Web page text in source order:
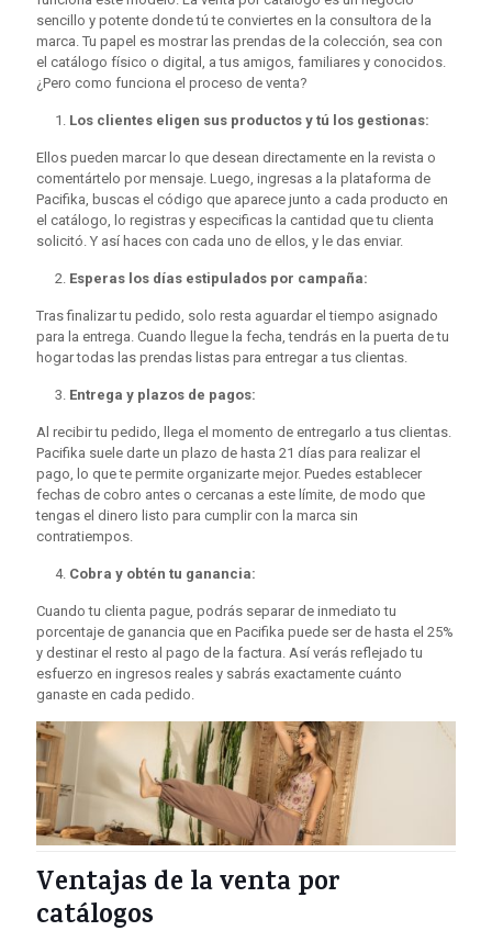
sencillo y potente donde tú te conviertes en la consultora de la
marca. Tu papel es mostrar las prendas de la colección, sea con
el catálogo físico o digital, a tus amigos, familiares y conocidos.
¿Pero como funciona el proceso de venta?
Los clientes eligen sus productos y tú los gestionas:
Ellos pueden marcar lo que desean directamente en la revista o
comentártelo por mensaje. Luego, ingresas a la plataforma de
Pacifika, buscas el código que aparece junto a cada producto en
el catálogo, lo registras y especificas la cantidad que tu clienta
solicitó. Y así haces con cada uno de ellos, y le das enviar.
Esperas los días estipulados por campaña:
Tras finalizar tu pedido, solo resta aguardar el tiempo asignado
para la entrega. Cuando llegue la fecha, tendrás en la puerta de tu
hogar todas las prendas listas para entregar a tus clientas.
Entrega y plazos de pagos:
Al recibir tu pedido, llega el momento de entregarlo a tus clientas.
Pacifika suele darte un plazo de hasta 21 días para realizar el
pago, lo que te permite organizarte mejor. Puedes establecer
fechas de cobro antes o cercanas a este límite, de modo que
tengas el dinero listo para cumplir con la marca sin
contratiempos.
Cobra y obtén tu ganancia:
Cuando tu clienta pague, podrás separar de inmediato tu
porcentaje de ganancia que en Pacifika puede ser de hasta el 25%
y destinar el resto al pago de la factura. Así verás reflejado tu
esfuerzo en ingresos reales y sabrás exactamente cuánto
ganaste en cada pedido.
Ventajas de la venta por
catálogos